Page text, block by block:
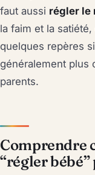
faut aussi régler le
la faim et la
quelques repères
généralement plus
parents.
Comprendre
“régler